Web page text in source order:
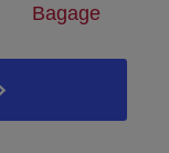
Bagage